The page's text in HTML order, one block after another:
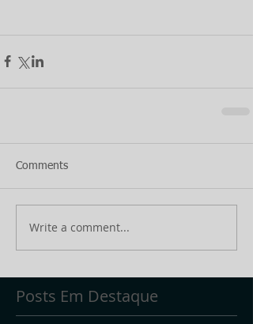
Comments
Write a comment...
Posts Em Destaque